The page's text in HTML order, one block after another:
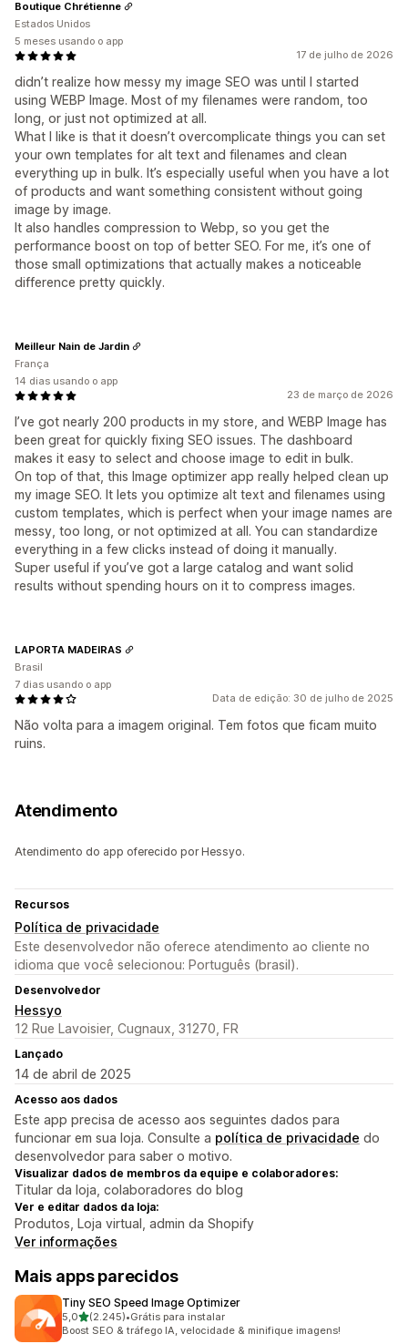
17 de julho de 2026
didn’t realize how messy my image SEO was until I started
using WEBP Image. Most of my filenames were random, too
long, or just not optimized at all.
What I like is that it doesn’t overcomplicate things you can set
your own templates for alt text and filenames and clean
everything up in bulk. It’s especially useful when you have a lot
of products and want something consistent without going
image by image.
It also handles compression to Webp, so you get the
performance boost on top of better SEO. For me, it’s one of
those small optimizations that actually makes a noticeable
difference pretty quickly.
Boutique Chrétienne
Estados Unidos
5 meses usando o app
23 de março de 2026
I’ve got nearly 200 products in my store, and WEBP Image has
been great for quickly fixing SEO issues. The dashboard
makes it easy to select and choose image to edit in bulk.
On top of that, this Image optimizer app really helped clean up
my image SEO. It lets you optimize alt text and filenames using
custom templates, which is perfect when your image names are
messy, too long, or not optimized at all. You can standardize
everything in a few clicks instead of doing it manually.
Super useful if you’ve got a large catalog and want solid
results without spending hours on it to compress images.
Meilleur Nain de Jardin
França
14 dias usando o app
Data de edição: 30 de julho de 2025
Não volta para a imagem original. Tem fotos que ficam muito
ruins.
LAPORTA MADEIRAS
Brasil
7 dias usando o app
Atendimento
Atendimento do app oferecido por Hessyo.
Recursos
Política de privacidade
Este desenvolvedor não oferece atendimento ao cliente no
idioma que você selecionou: Português (brasil).
Desenvolvedor
Hessyo
12 Rue Lavoisier, Cugnaux, 31270, FR
Lançado
14 de abril de 2025
Acesso aos dados
Este app precisa de acesso aos seguintes dados para
funcionar em sua loja. Consulte a política de privacidade do
desenvolvedor para saber o motivo.
Visualizar dados de membros da equipe e colaboradores:
Titular da loja, colaboradores do blog
Ver e editar dados da loja:
Produtos, Loja virtual, admin da Shopify
Ver informações
Mais apps parecidos
Tiny SEO Speed Image Optimizer
5,0de 5 estrelas
(2.245)
2245 avaliações ao todo
•Grátis para instalar
Boost SEO & tráfego IA, velocidade & minifique imagens!